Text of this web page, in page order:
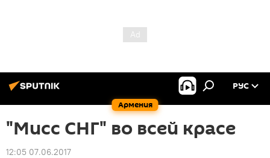
Армения
РУС
"Мисс СНГ" во всей красе
12:05 07.06.2017